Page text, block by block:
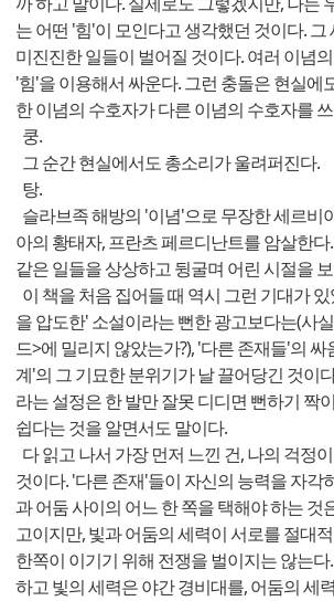
는 어떤 '힘'이 모인다고 생각했던 것이다. 그
미진진한 일들이 벌어질 것이다. 여러 이념
'힘'을 이용해서 싸운다. 그런 충돌은 현실에
한 이념의 수호자가 다른 이념의 수호자를
쿵.
그 순간 현실에서도 총소리가 울려퍼진다.
탕.
슬라브족 해방의 '이념'으로 무장한 세르비
아의 황태자, 프란츠 페르디난트를 암살한
같은 일들을 상상하고 뒹굴며 어린 시절을
이 책을 처음 집어들 때 역시 그런 기대가
을 압도한' 소설이라는 뻔한 광고보다는(사
드>에 밀리지 않았는가?), '다른 존재들'의
계'의 그 기묘한 분위기가 날 끌어당긴 것이
라는 설정은 한 발만 잘못 디디면 뻔하기 짝
쉽다는 것을 알면서도 말이다.
다 읽고 나서 가장 먼저 느낀 건, 나의 걱정
것이다. '다른 존재'들이 자신의 능력을 자각
과 어둠 사이의 어느 한 쪽을 택해야 하는 것
고이지만, 빛과 어둠의 세력이 서로를 절대
한쪽이 이기기 위해 전쟁을 벌이지는 않는
하고 빛의 세력은 야간 경비대를, 어둠의 세